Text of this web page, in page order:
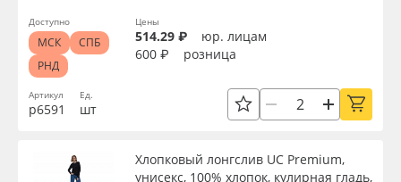
Артикул
р6591
Ед.
шт
Цены
514.29 ₽
юр. лицам
600 ₽
розница
Доступно
МСК
СПБ
РНД
Хлопковый лонгслив UC Premium,
унисекс, 100% хлопок, кулирная гладь,